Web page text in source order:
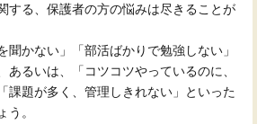
する、保護者の方の悩みは尽きることが
聞かない」「部活ばかりで勉強しない」
あるいは、「コツコツやっているのに、
課題が多く、管理しきれない」といった
う。